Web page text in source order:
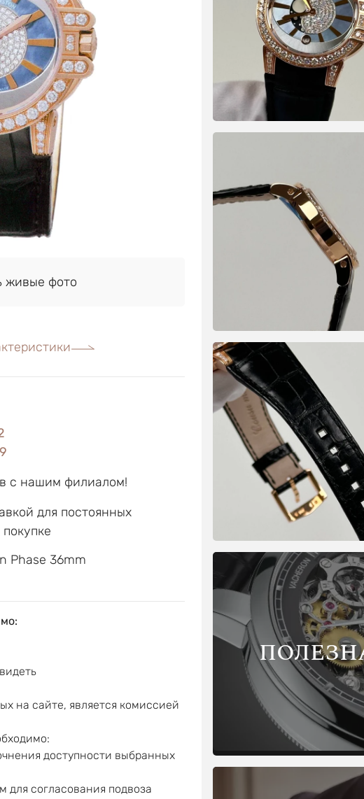
живые фото
с нашим филиалом!
для постоянных
Phase 36mm
на сайте, является комиссией
доступности выбранных
для согласования подвоза